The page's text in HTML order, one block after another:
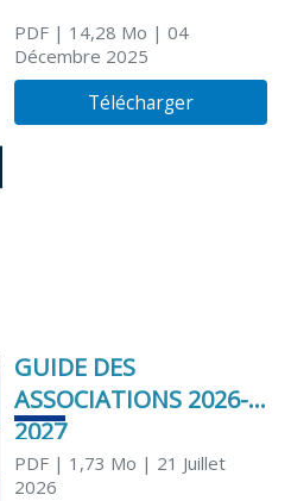
PDF| 14,28 Mo | 04
Décembre 2025
Télécharger
GUIDE DES
ASSOCIATIONS 2026-
2027
PDF| 1,73 Mo | 21 Juillet
2026